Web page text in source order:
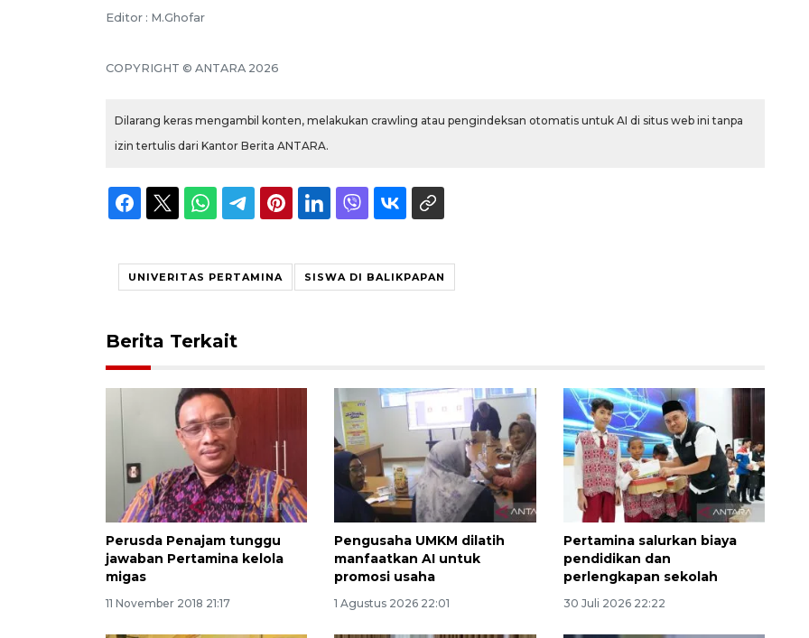
Editor : M.Ghofar
COPYRIGHT © ANTARA 2026
Dilarang keras mengambil konten, melakukan crawling atau pengindeksan otomatis untuk AI di situs web ini tanpa
izin tertulis dari Kantor Berita ANTARA.
UNIVERITAS PERTAMINA SISWA DI BALIKPAPAN
Berita Terkait
Perusda Penajam tunggu
jawaban Pertamina kelola
migas
11 November 2018 21:17
Pengusaha UMKM dilatih
manfaatkan AI untuk
promosi usaha
1 Agustus 2026 22:01
Pertamina salurkan biaya
pendidikan dan
perlengkapan sekolah
30 Juli 2026 22:22